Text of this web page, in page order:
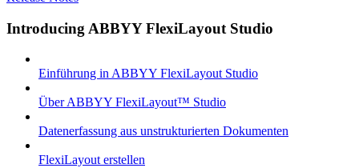
Introducing ABBYY FlexiLayout Studio
Einführung in ABBYY FlexiLayout Studio
Über ABBYY FlexiLayout™ Studio
Datenerfassung aus unstrukturierten Dokumenten
FlexiLayout erstellen